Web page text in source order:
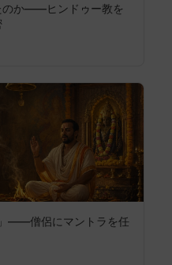
のか――ヒンドゥー教を
」——僧侶にマントラを任